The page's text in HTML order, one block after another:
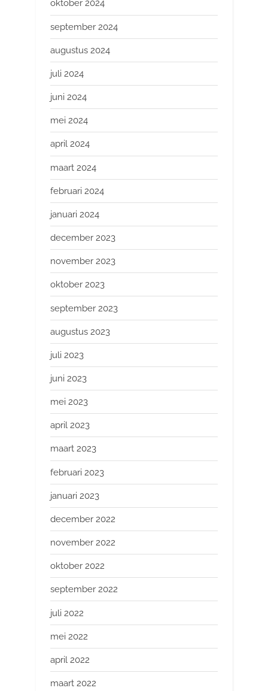
oktober 2024
september 2024
augustus 2024
juli 2024
juni 2024
mei 2024
april 2024
maart 2024
februari 2024
januari 2024
december 2023
november 2023
oktober 2023
september 2023
augustus 2023
juli 2023
juni 2023
mei 2023
april 2023
maart 2023
februari 2023
januari 2023
december 2022
november 2022
oktober 2022
september 2022
juli 2022
mei 2022
april 2022
maart 2022